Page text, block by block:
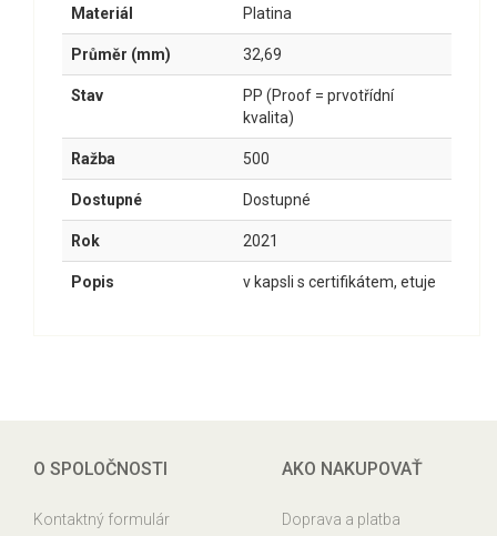
Materiál Platina
Průměr (mm) 32,69
Stav
PP (Proof = prvotřídní
kvalita)
Ražba 500
Dostupné Dostupné
Rok 2021
Popis v kapsli s certifikátem, etuje
O SPOLOČNOSTI
Kontaktný formulár
AKO NAKUPOVAŤ
Doprava a platba